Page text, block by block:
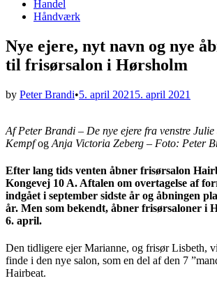
PostedHandel
Håndværk
Nye ejere, nyt navn og nye
til frisørsalon i Hørsholm
by Peter Brandi•5. april 2021 5. april 2021
Af Peter Brandi – De nye ejere fra venstre Julie
Kempfog Anja Victoria Zeberg – Foto: Peter
Efter lang tids venten åbner frisørsalon
Kongevej 10 A. Aftalen om overtagelse af
indgået i september sidste år og åbningen
år. Men som bekendt, åbner frisørsaloner i
6. april.
Den tidligere ejer Marianne, og frisør Lisbeth,
finde i den nye salon, som en del af den 7
Hairbeat.